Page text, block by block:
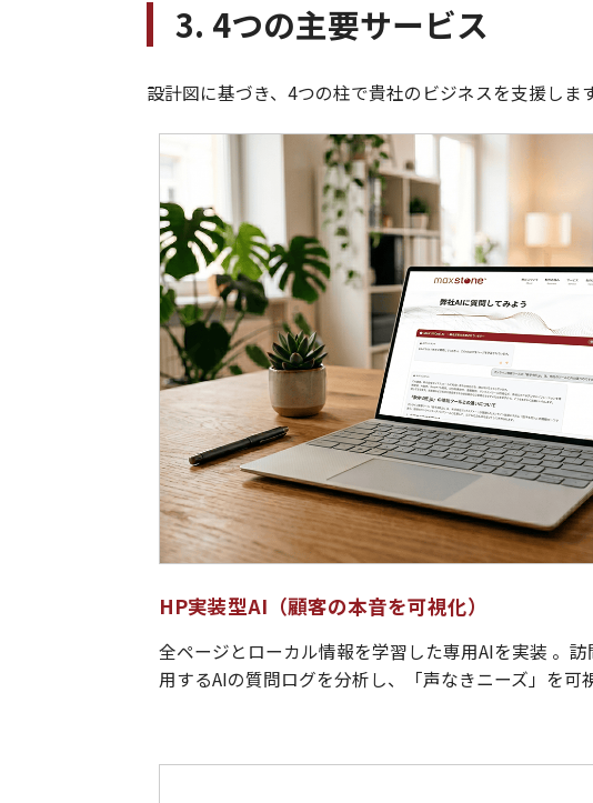
3. 4つの主要サービス
設計図に基づき、4つの柱で貴社のビジネスを支援しま
HP実装型AI（顧客の本音を可視化）
全ページとローカル情報を学習した専用AIを実装 。
用するAIの質問ログを分析し、「声なきニーズ」を可